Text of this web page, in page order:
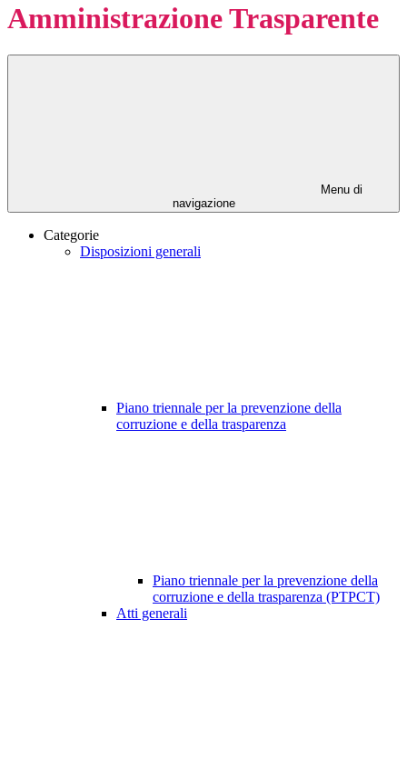
Amministrazione Trasparente
Menu di
navigazione
Categorie
Disposizioni generali
Piano triennale per la prevenzione della
corruzione e della trasparenza
Piano triennale per la prevenzione della
corruzione e della trasparenza (PTPCT)
Atti generali